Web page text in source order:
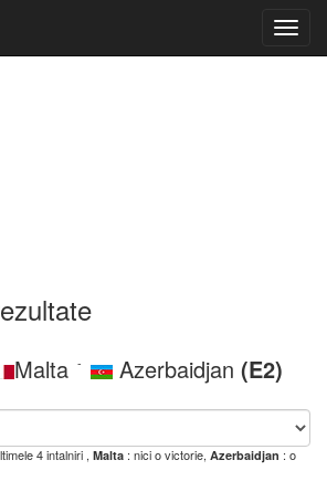
Malta - Azerbaidjan (E2)
4 intalniri , Malta : nici o victorie, Azerbaidjan : o